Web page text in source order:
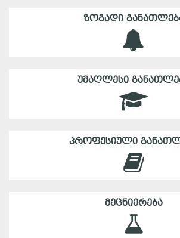
ᲖᲝᲒᲐᲓᲘ
ᲣᲛᲐᲦᲚᲔᲡᲘ
ᲞᲠᲝᲤᲔᲡᲘᲣᲚᲘ
ᲛᲔᲪᲜᲘᲔᲠᲔᲑᲐ